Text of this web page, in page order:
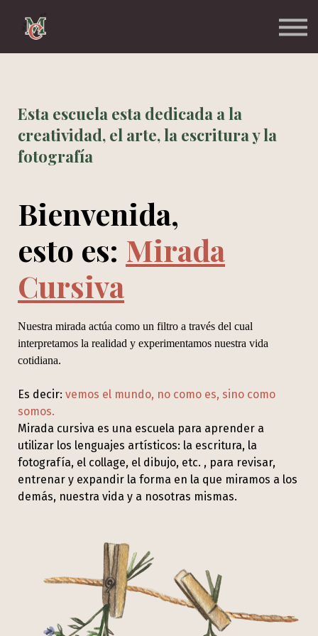
Esta escuela esta dedicada a la
creatividad, el arte, la escritura y la
fotografía
Bienvenida,
esto es: Mirada
Cursiva
Nuestra mirada actúa como un filtro a través del cual
interpretamos la realidad y experimentamos nuestra vida
cotidiana.
Es decir: vemos el mundo, no como es, sino como
somos.
Mirada cursiva es una escuela para aprender a
utilizar los lenguajes artísticos: la escritura, la
fotografía, el collage, el dibujo, etc. , para revisar,
entrenar y expandir la forma en la que miramos a los
demás, nuestra vida y a nosotras mismas.